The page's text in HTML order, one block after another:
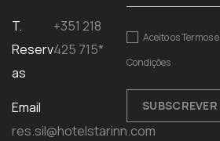
T.
Reserv
as
+351 218
425 715*
Email
res.sil@hotelstarinn.com
Aceito osTermos e
Condições
SUBSCREVER